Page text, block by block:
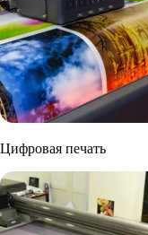
Цифровая печать